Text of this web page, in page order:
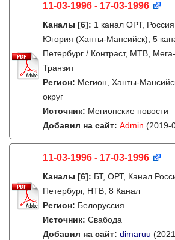
11-03-1996 - 17-03-1996
Каналы [6]: 1 канал ОРТ,
Югория (Ханты-Мансийск), 5
Петербург / Контраст, МТВ,
Транзит
Регион: Мегион, Ханты-
округ
Источник: Мегионские новости
Добавил на сайт: Admin (2019-
11-03-1996 - 17-03-1996
Каналы [6]: БТ, ОРТ, Канал
Петербург, НТВ, 8 Канал
Регион: Белоруссия
Источник: Свабода
Добавил на сайт: dimaruu